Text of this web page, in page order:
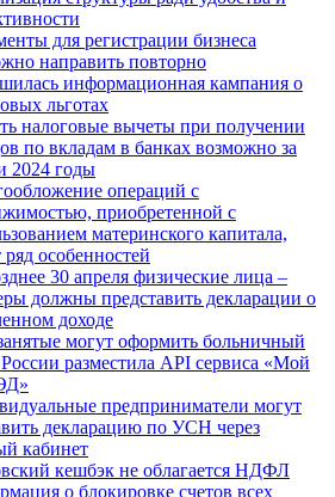
для регистрации бизнеса
направить повторно
информационная кампания о
льготах
налоговые вычеты при получении
по вкладам в банках возможно за
2024 годы
операций с
приобретенной с
материнского капитала,
ряд особенностей
30 апреля физические лица –
должны представить декларации о
доходе
могут оформить больничный
разместила API сервиса «Мой
предприниматели могут
декларацию по УСН через
кабинет
кешбэк не облагается НДФЛ
о блокировке счетов всех